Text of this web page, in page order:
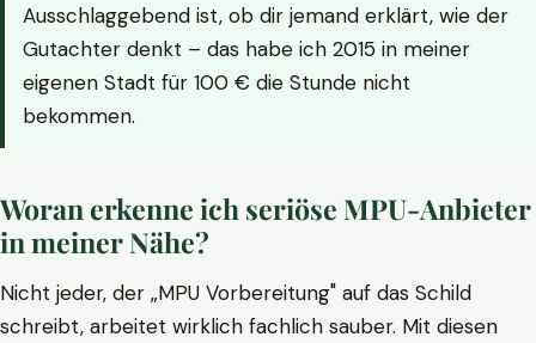
Ausschlaggebend ist, ob dir jemand erklärt, wie der
Gutachter denkt – das habe ich 2015 in meiner
eigenen Stadt für 100 € die Stunde nicht
bekommen.
Woran erkenne ich seriöse MPU-Anbieter
in meiner Nähe?
Nicht jeder, der „MPU Vorbereitung" auf das Schild
schreibt, arbeitet wirklich fachlich sauber. Mit diesen